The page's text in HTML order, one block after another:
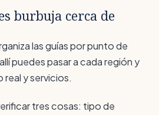
burbuja cerca de
las guías por punto de
puedes pasar a cada región y
y servicios.
tres cosas: tipo de